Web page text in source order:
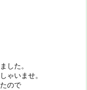
した。
ゃいませ。
ので